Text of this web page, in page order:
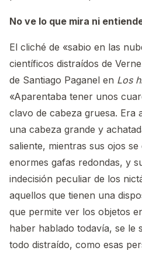
No ve lo que mira ni
El cliché de «sabio en las
científicos distraídos de
de Santiago Paganel en Los
«Aparentaba tener unos
clavo de cabeza gruesa. Era
una cabeza grande y
saliente, mientras sus ojos
enormes gafas redondas, y
indecisión peculiar de los
aquellos que tienen una
que permite ver los objetos
haber hablado todavía, se le
todo distraído, como esas